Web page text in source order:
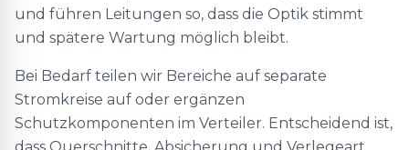
und führen Leitungen so, dass die Optik stimmt
und spätere Wartung möglich bleibt.
Bei Bedarf teilen wir Bereiche auf separate
Stromkreise auf oder ergänzen
Schutzkomponenten im Verteiler. Entscheidend ist,